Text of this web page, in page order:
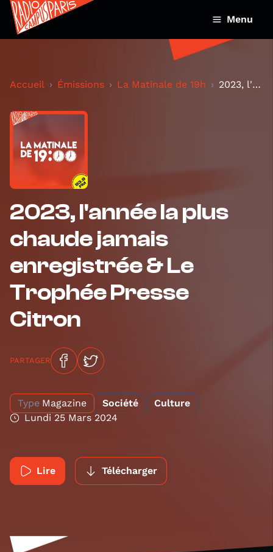
Menu
Accueil Émissions La Matinale de 19h 2023, l'année la plus chaude jamais enregistrée &...
2023, l'année la plus
chaude jamais
enregistrée & Le
Trophée Presse
Citron
PARTAGER
Type Magazine Société
Culture
Lundi 25 Mars 2024
Lire Télécharger